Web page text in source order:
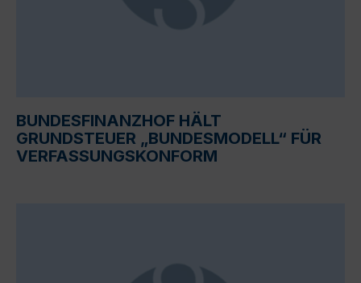
BUNDESFINANZHOF HÄLT
GRUNDSTEUER „BUNDESMODELL“ FÜR
VERFASSUNGSKONFORM